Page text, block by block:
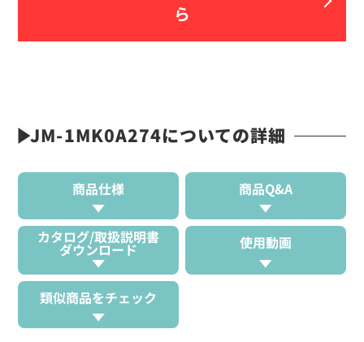
ら
JM-1MK0A274についての詳細
商品仕様 商品Q&A
カタログ/取扱説明書
ダウンロード 使用動画
類似商品をチェック